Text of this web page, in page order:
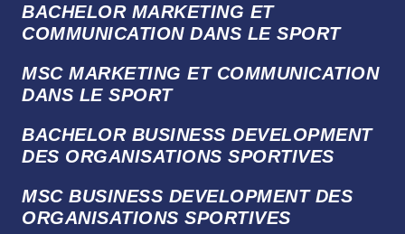
BACHELOR MARKETING ET
COMMUNICATION DANS LE SPORT
MSC MARKETING ET COMMUNICATION
DANS LE SPORT
BACHELOR BUSINESS DEVELOPMENT
DES ORGANISATIONS SPORTIVES
MSC BUSINESS DEVELOPMENT DES
ORGANISATIONS SPORTIVES